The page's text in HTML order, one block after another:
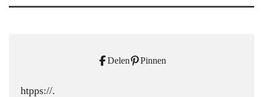
Delen Pinnen
htpps://.